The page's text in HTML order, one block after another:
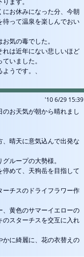
お休みになった分、今朝
って温泉を楽しんでおい
気の毒でした。
は近年にない悲しいほど
いました。
うです。、
'10 6/29 15:39
お天気が朝から晴れまし
天に意気込んで出発な
ープの大勢様。
て、天狗岳を目指して
チスのドライフラワー作
黄色のサマーイエローの
スターチスを交互に入れ
に綺麗に、花の衣替えの